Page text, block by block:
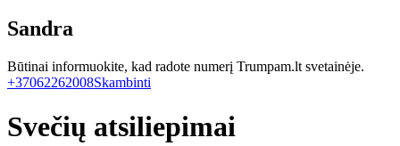
Sandra
Būtinai informuokite, kad radote numerį Trumpam.lt svetainėje.
+37062262008Skambinti
Svečių atsiliepimai